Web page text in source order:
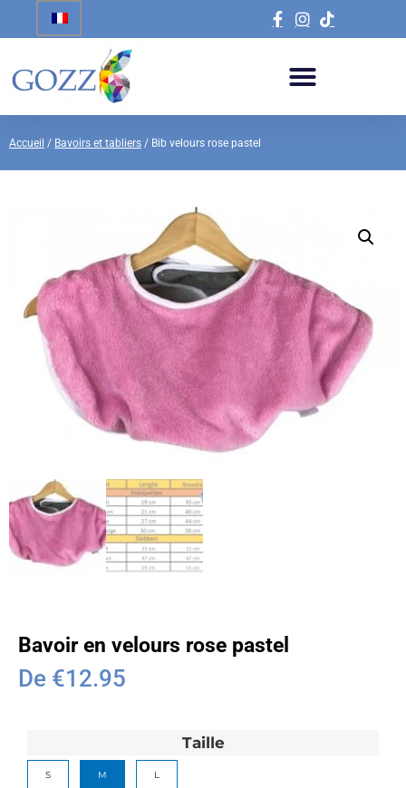
Accueil / Bavoirs et tabliers / Bib velours rose pastel
Bavoir en velours rose pastel
De €12.95
Taille
S M L